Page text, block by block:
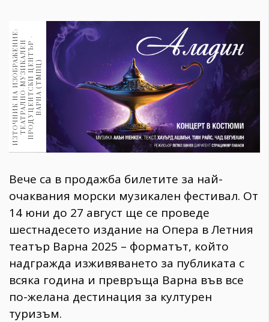
30+
Гурме 1710
Пътувай
237
Здраве 389
Gentlemen
Wellness
1817
ПОСЛЕДВАЙТЕ
НИ
И
З
Т
О
Ч
Н
И
К
Н
А
И
З
О
Б
Р А
Ж
Е
НИ
Е
:
Т
Е
А
Т
Р
А
Л
Н
О
-
М
У
З
И К
А
Л
ЕН
П
Р
О
Д
У
Ц
Е
Н
Т
С
К
И
Ц
Е
Н
Т
ЪР-
В
А
Р
Н
А
(
Т
М
П
Ц )
Вече са в продажба билетите за най-
очаквания морски музикален фестивал. От
14 юни до 27 август ще се проведе
шестнадесето издание на Опера в Летния
театър Варна 2025 – форматът, който
надгражда изживяването за публиката с
всяка година и превръща Варна във все
по-желана дестинация за културен
туризъм.